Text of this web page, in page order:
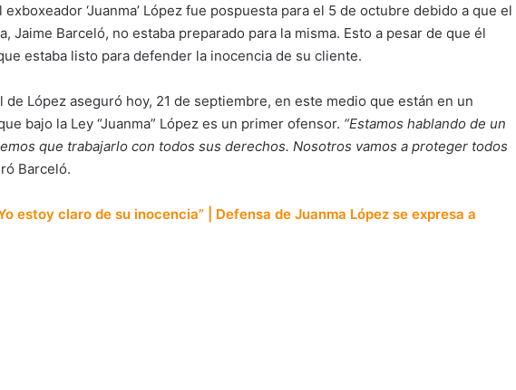
‘Juanma’ López fue pospuesta para el 5 de octubre debido a que el
Jaime Barceló, no estaba preparado para la misma. Esto a pesar de que él
estaba listo para defender la inocencia de su cliente.
de López aseguró hoy, 21 de septiembre, en este medio que están en un
bajo la Ley “Juanma” López es un primer ofensor. “Estamos hablando de un
que trabajarlo con todos sus derechos. Nosotros vamos a proteger todos
Barceló.
estoy claro de su inocencia” | Defensa de Juanma López se expresa a